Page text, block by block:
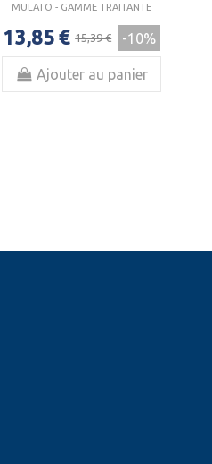
MULATO - GAMME TRAITANTE
13,85 € 15,39 € -10%
Ajouter au panier